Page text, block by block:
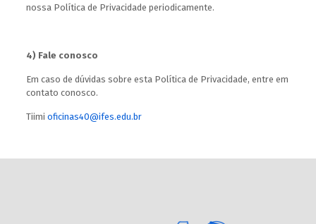
nossa Política de Privacidade periodicamente.
4) Fale conosco
Em caso de dúvidas sobre esta Política de Privacidade, entre em
contato conosco.
Tiimi oficinas40@ifes.edu.br